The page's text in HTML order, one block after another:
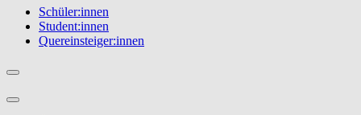
Schüler:innen
Student:innen
Quereinsteiger:innen